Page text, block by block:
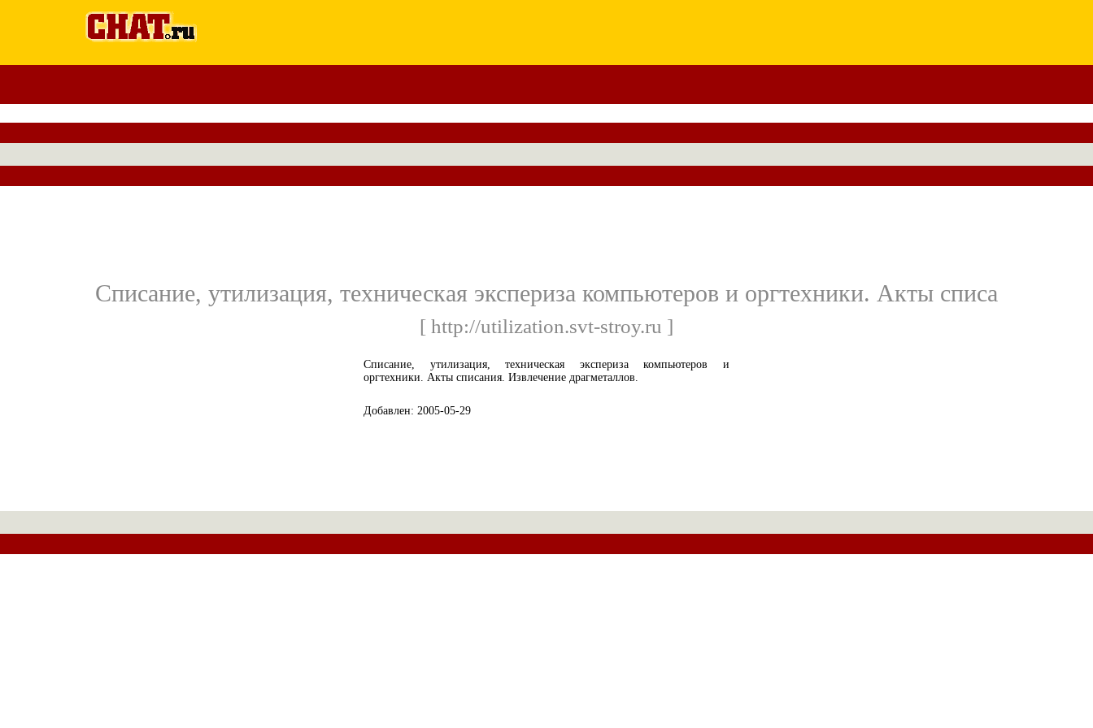
Списание, утилизация, техническая экспериза компьютеров и оргтехники. Акты списа
[ http://utilization.svt-stroy.ru ]
Списание, утилизация, техническая экспериза компьютеров и
оргтехники. Акты списания. Извлечение драгметаллов.
Добавлен: 2005-05-29